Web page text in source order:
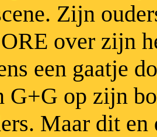
Zijn
over zijn
een gaatje
G+G op zijn
Maar dit en